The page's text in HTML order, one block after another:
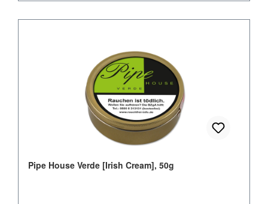
Pipe House Verde [Irish Cream], 50g